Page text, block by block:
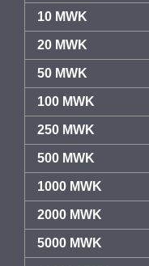
10 MWK
20 MWK
50 MWK
100 MWK
250 MWK
500 MWK
1000 MWK
2000 MWK
5000 MWK